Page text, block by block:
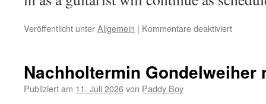
Veröffentlicht unterAllgemein | Kommentare deaktiviert
Boy
Nachholtermin Gondelweiher
Publiziert am 11. Juli 2026von Paddy Boy